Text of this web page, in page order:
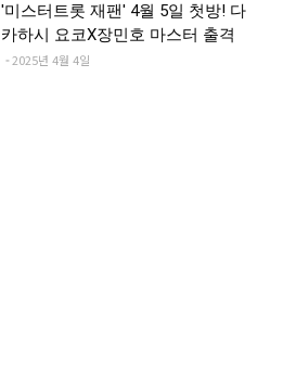
'미스터트롯 재팬' 4월 5일 첫방! 다
카하시 요코X장민호 마스터 출격
2025년 4월 4일